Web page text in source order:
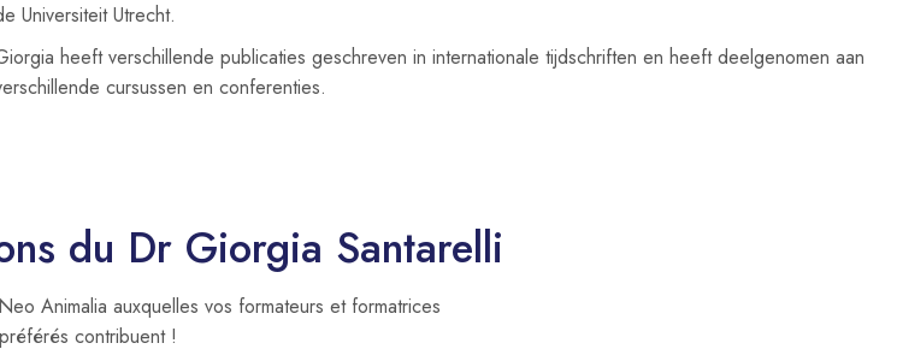
Universiteit Utrecht.
heeft verschillende publicaties geschreven in internationale tijdschriften en heeft deelgenomen aan
cursussen en conferenties.
du Dr Giorgia Santarelli
Animalia auxquelles vos formateurs et formatrices
préférés contribuent !